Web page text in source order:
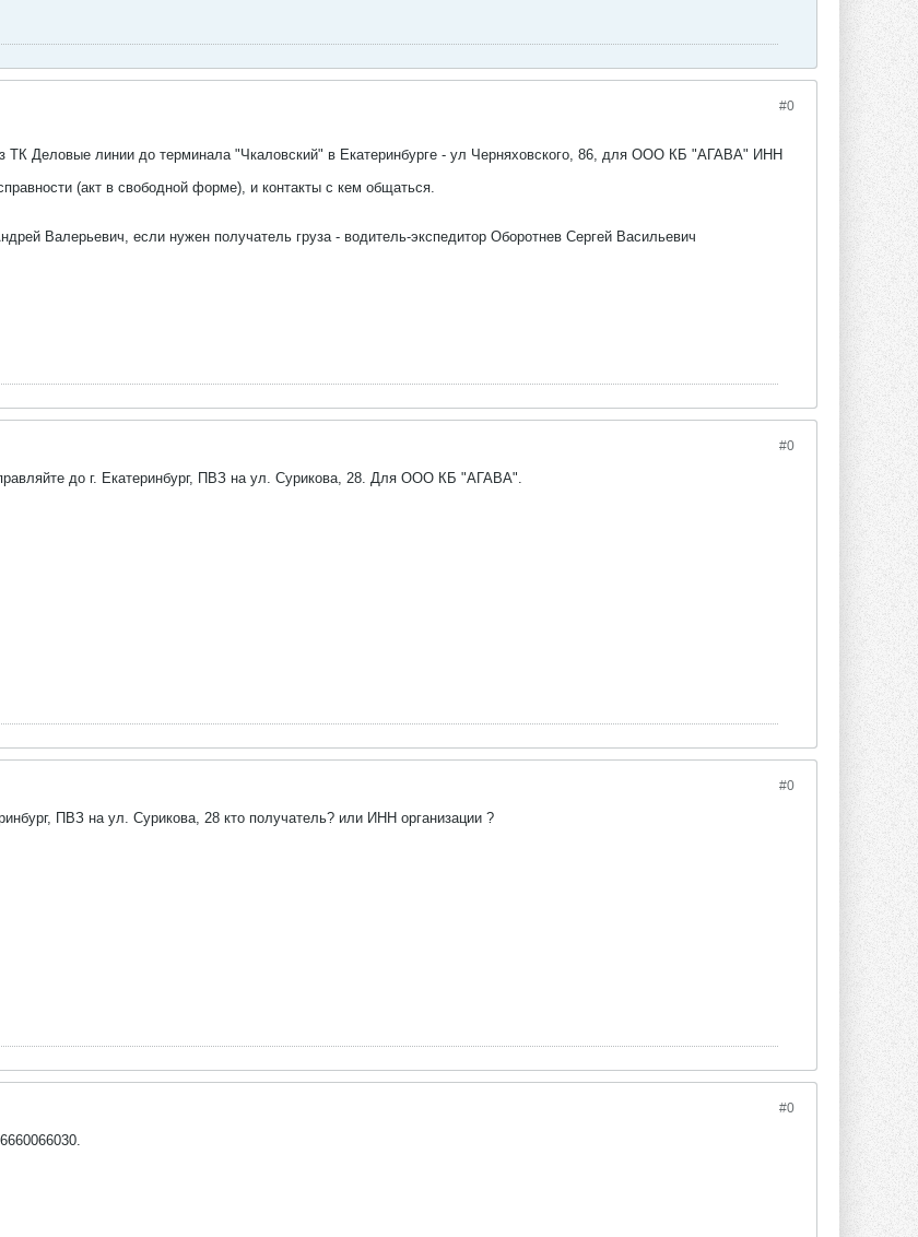
#0
ТК Деловые линии до терминала "Чкаловский" в Екатеринбурге - ул Черняховского, 86, для ООО КБ "АГАВА" ИНН
(акт в свободной форме), и контакты с кем общаться.
Валерьевич, если нужен получатель груза - водитель-экспедитор Оборотнев Сергей Васильевич
#0
до г. Екатеринбург, ПВЗ на ул. Сурикова, 28. Для ООО КБ "АГАВА".
#0
ПВЗ на ул. Сурикова, 28 кто получатель? или ИНН организации ?
#0